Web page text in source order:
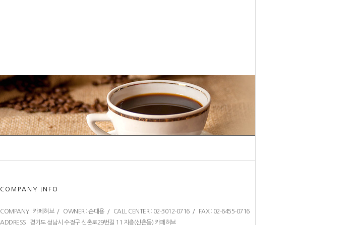
COMPANY INFO
COMPANY : 카페허브 / OWNER : 손대용 / CALL CENTER : 02-3012-0716 / FAX : 02-6455-0716
ADDRESS : 경기도 성남시 수정구 신촌로29번길 11 지층(신촌동) 카페허브